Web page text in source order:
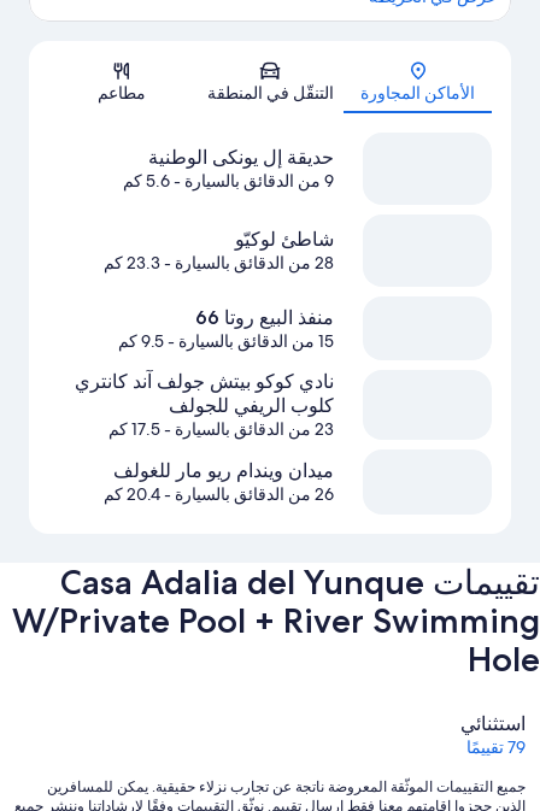
الخريطة
الأماكن المجاورة التنقّل في المنطقة مطاعم
حديقة إل يونكى الوطنية
9 من الدقائق بالسيارة - 5.6 كم
شاطئ لوكيّو
28 من الدقائق بالسيارة - 23.3 كم
منفذ البيع روتا 66
15 من الدقائق بالسيارة - 9.5 كم
نادي كوكو بيتش جولف آند كانتري
كلوب الريفي للجولف
23 من الدقائق بالسيارة - 17.5 كم
ميدان ويندام ريو مار للغولف
26 من الدقائق بالسيارة - 20.4 كم
تقييمات ⁦Casa Adalia del Yunque
W/Private Pool + River Swimming
Hole⁩
التقييمات
استثنائي
79 تقييمًا
جميع التقييمات الموثّقة المعروضة ناتجة عن تجارب نزلاء حقيقية. يمكن للمسافرين
الذين حجزوا إقامتهم معنا فقط إرسال تقييم. نوثّق التقييمات وفقًا لإرشاداتنا وننشر جميع